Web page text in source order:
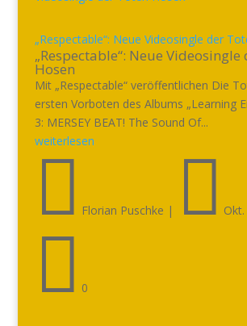
„Respectable“: Neue Videosingle der
„Respectable“: Neue Videosingle
Hosen
Mit „Respectable“ veröffentlichen Die
ersten Vorboten des Albums „Learning
3: MERSEY BEAT! The Sound Of...
weiterlesen
 Florian Puschke | 
 0